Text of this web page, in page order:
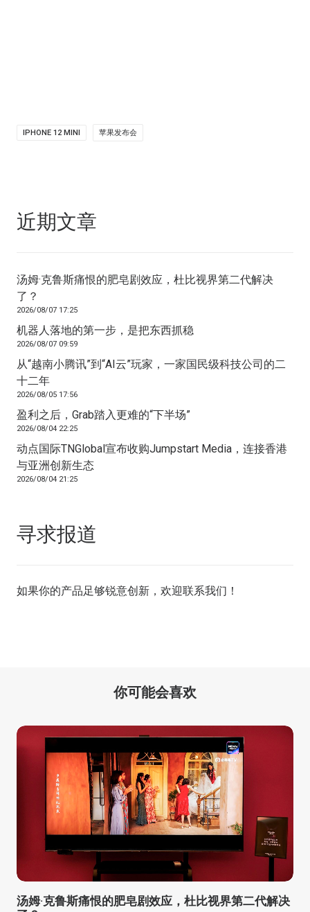
IPHONE 12 MINI 苹果发布会
近期文章
汤姆·克鲁斯痛恨的肥皂剧效应，杜比视界第二代解决
了？
2026/08/07 17:25
机器人落地的第一步，是把东西抓稳
2026/08/07 09:59
从“越南小腾讯”到“AI云”玩家，一家国民级科技公司的二
十二年
2026/08/05 17:56
盈利之后，Grab踏入更难的“下半场”
2026/08/04 22:25
动点国际TNGlobal宣布收购Jumpstart Media，连接香港
与亚洲创新生态
2026/08/04 21:25
寻求报道
如果你的产品足够锐意创新，欢迎联系我们 ！
你可能会喜欢
汤姆·克鲁斯痛恨的肥皂剧效应，杜比视界第二代解决